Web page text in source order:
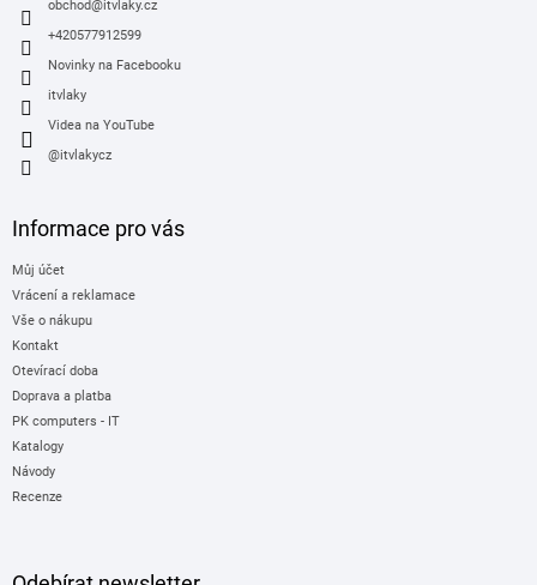
obchod@itvlaky.cz
+420577912599
Novinky na Facebooku
itvlaky
Videa na YouTube
@itvlakycz
Informace pro vás
Můj účet
Vrácení a reklamace
Vše o nákupu
Kontakt
Otevírací doba
Doprava a platba
PK computers - IT
Katalogy
Návody
Recenze